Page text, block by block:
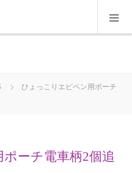
ひょっこりエピペン用ポーチ
ーチ電車柄2個追